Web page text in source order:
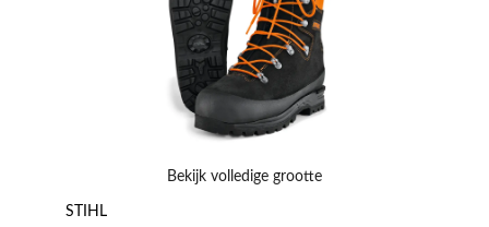
Bekijk volledige grootte
STIHL